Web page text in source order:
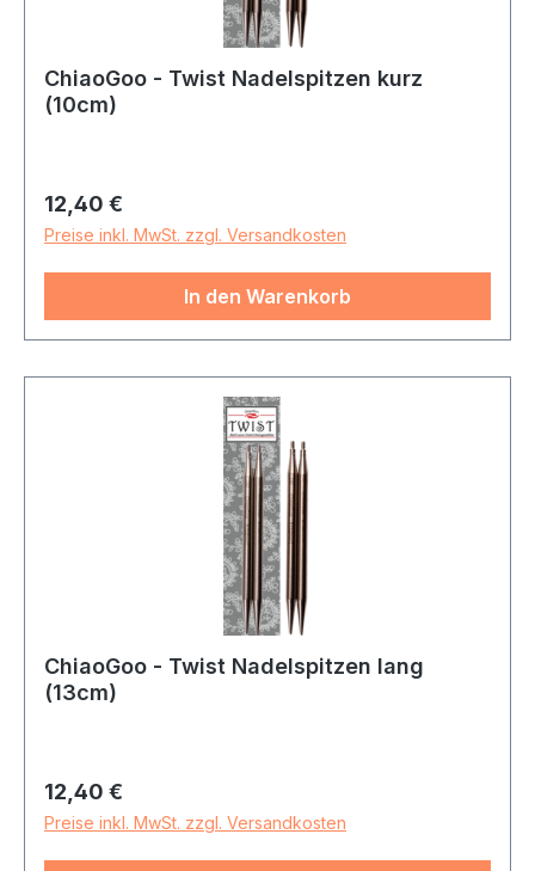
ChiaoGoo - Twist Nadelspitzen kurz
(10cm)
Regulärer Preis:
12,40 €
Preise inkl. MwSt. zzgl. Versandkosten
In den Warenkorb
ChiaoGoo - Twist Nadelspitzen lang
(13cm)
Regulärer Preis:
12,40 €
Preise inkl. MwSt. zzgl. Versandkosten